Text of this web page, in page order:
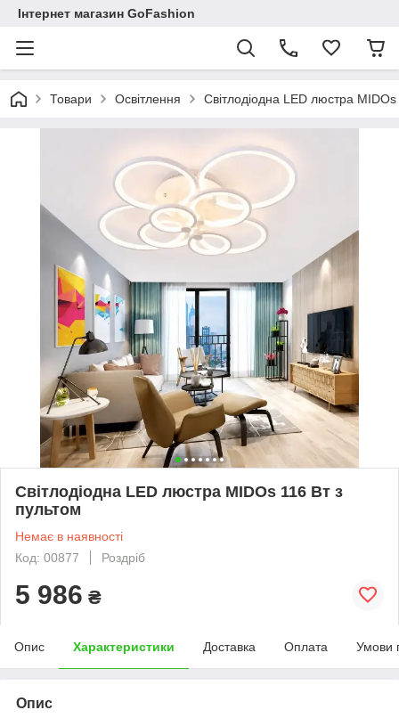
Інтернет магазин GoFashion
Товари Освітлення Світлодіодна LED люстра
Світлодіодна LED люстра MIDOs 116 Вт з
пультом
Немає в наявності
Код: 00877
Роздріб
5 986 ₴
Опис Характеристики Доставка Оплата Умови
Опис